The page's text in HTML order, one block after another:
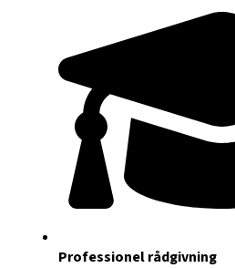
Professionel rådgivning